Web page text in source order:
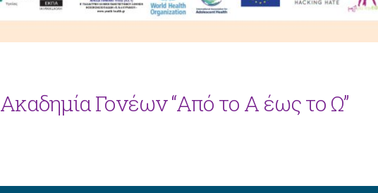
Ακαδημία Γονέων “Από το Α έως το Ω”